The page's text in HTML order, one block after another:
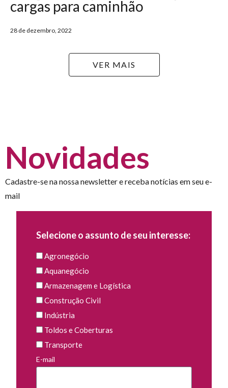
cargas para caminhão
28 de dezembro, 2022
VER MAIS
Novidades
Cadastre-se na nossa newsletter e receba notícias em seu e-
mail
Selecione o assunto de seu interesse:
Agronegócio
Aquanegócio
Armazenagem e Logística
Construção Civil
Indústria
Toldos e Coberturas
Transporte
E-mail